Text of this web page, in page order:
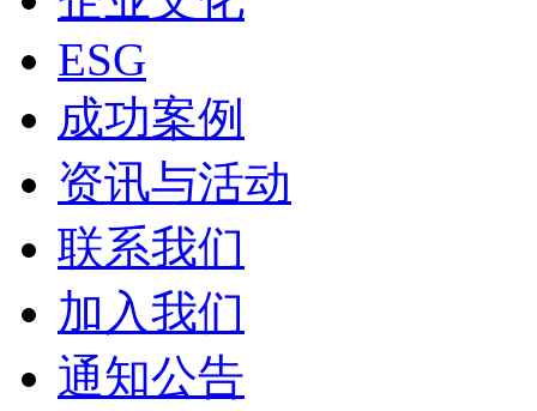
ESG
成功案例
资讯与活动
联系我们
加入我们
通知公告